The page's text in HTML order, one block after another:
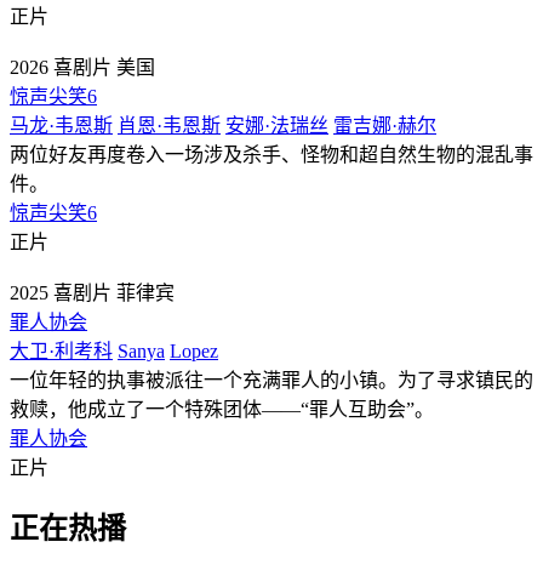
正片
2026 喜剧片 美国
惊声尖笑6
马龙·韦恩斯 肖恩·韦恩斯 安娜·法瑞丝 雷吉娜·赫尔
两位好友再度卷入一场涉及杀手、怪物和超自然生物的混乱事
件。
惊声尖笑6
正片
2025 喜剧片 菲律宾
罪人协会
大卫·利考科 Sanya Lopez
一位年轻的执事被派往一个充满罪人的小镇。为了寻求镇民的
救赎，他成立了一个特殊团体——“罪人互助会”。
罪人协会
正片
正在热播